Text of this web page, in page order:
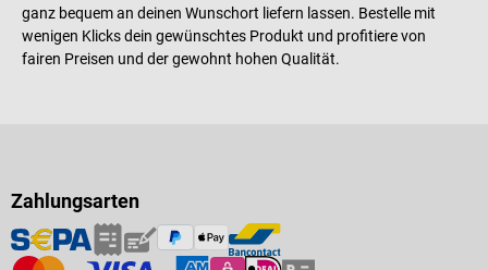
ganz bequem an deinen Wunschort liefern lassen. Bestelle mit
wenigen Klicks dein gewünschtes Produkt und profitiere von
fairen Preisen und der gewohnt hohen Qualität.
Zahlungsarten